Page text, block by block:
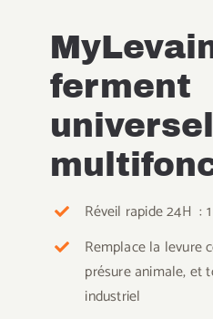
ferment
universel
Réveil rapide 24H :
Remplace la levure
présure animale, et
industriel